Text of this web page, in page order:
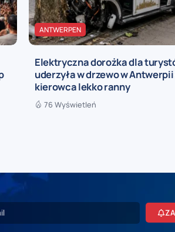
ANTWERPEN
Elektryczna dorożka dla
uderzyła w drzewo w Antwerpii
kierowca lekko ranny
76 Wyświetleń